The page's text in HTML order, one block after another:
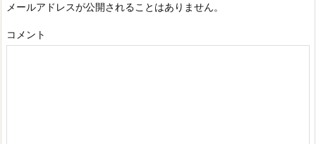
メールアドレスが公開されることはありません。
コメント